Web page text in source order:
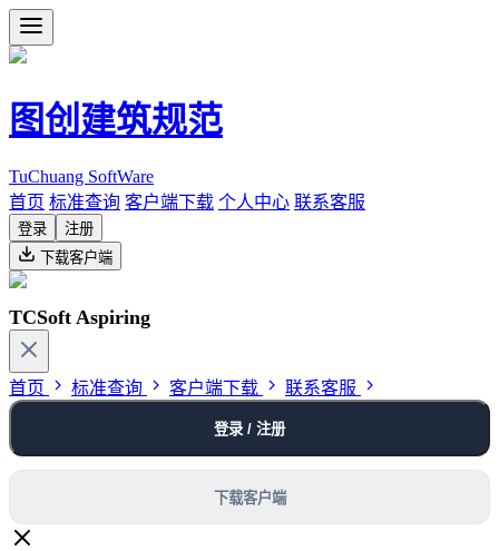
图创建筑规范
TuChuang SoftWare
首页 标准查询 客户端下载 个人中心 联系客服
登录
注册
下载客户端
TCSoft Aspiring
首页 标准查询 客户端下载 联系客服
登录 / 注册
下载客户端